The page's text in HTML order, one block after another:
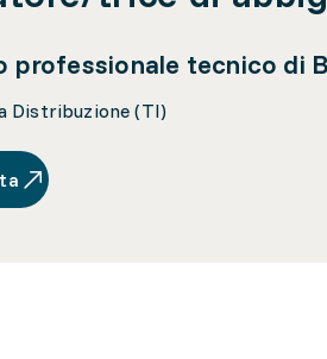
professionale tecnico di
Distribuzione (TI)